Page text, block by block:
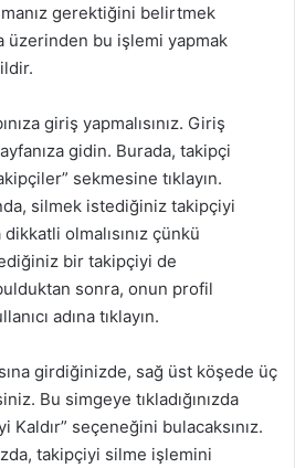
gerektiğini belirtmek
üzerinden bu işlemi yapmak
giriş yapmalısınız. Giriş
gidin. Burada, takipçi
sekmesine tıklayın.
silmek istediğiniz takipçiyi
dikkatli olmalısınız çünkü
bir takipçiyi de
sonra, onun profil
adına tıklayın.
girdiğinizde, sağ üst köşede üç
Bu simgeye tıkladığınızda
Kaldır” seçeneğini bulacaksınız.
takipçiyi silme işlemini